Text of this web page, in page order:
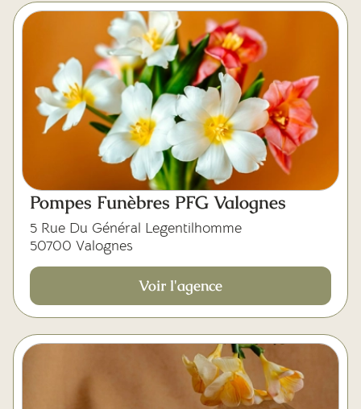
Pompes Funèbres PFG Valognes
5 Rue Du Général Legentilhomme
50700 Valognes
Voir l'agence